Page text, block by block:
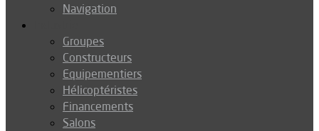
Navigation
Groupes
Constructeurs
Equipementiers
Hélicoptéristes
Financements
Salons